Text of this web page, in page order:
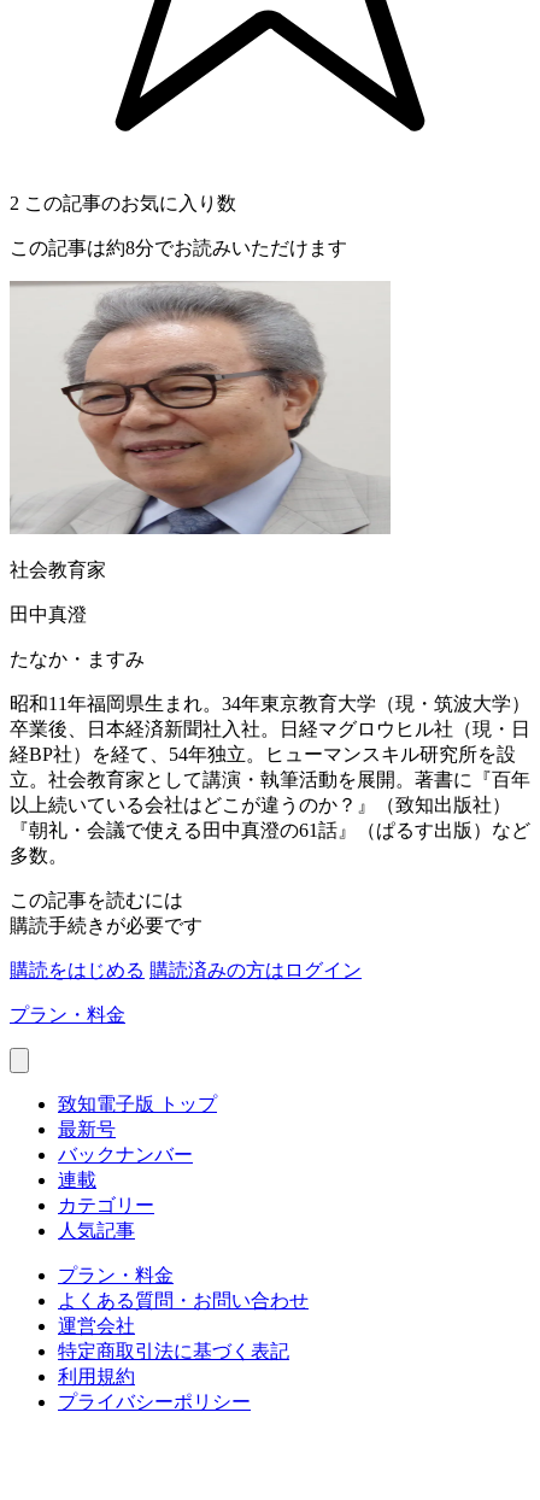
2 この記事のお気に入り数
この記事は約8分でお読みいただけます
社会教育家
田中真澄
たなか・ますみ
昭和11年福岡県生まれ。34年東京教育大学（現・筑波大学）
卒業後、日本経済新聞社入社。日経マグロウヒル社（現・日
経BP社）を経て、54年独立。ヒューマンスキル研究所を設
立。社会教育家として講演・執筆活動を展開。著書に『百年
以上続いている会社はどこが違うのか？』（致知出版社）
『朝礼・会議で使える田中真澄の61話』（ぱるす出版）など
多数。
この記事を読むには
購読手続きが必要です
購読をはじめる 購読済みの方はログイン
プラン・料金
致知電子版 トップ
最新号
バックナンバー
連載
カテゴリー
人気記事
プラン・料金
よくある質問・お問い合わせ
運営会社
特定商取引法に基づく表記
利用規約
プライバシーポリシー